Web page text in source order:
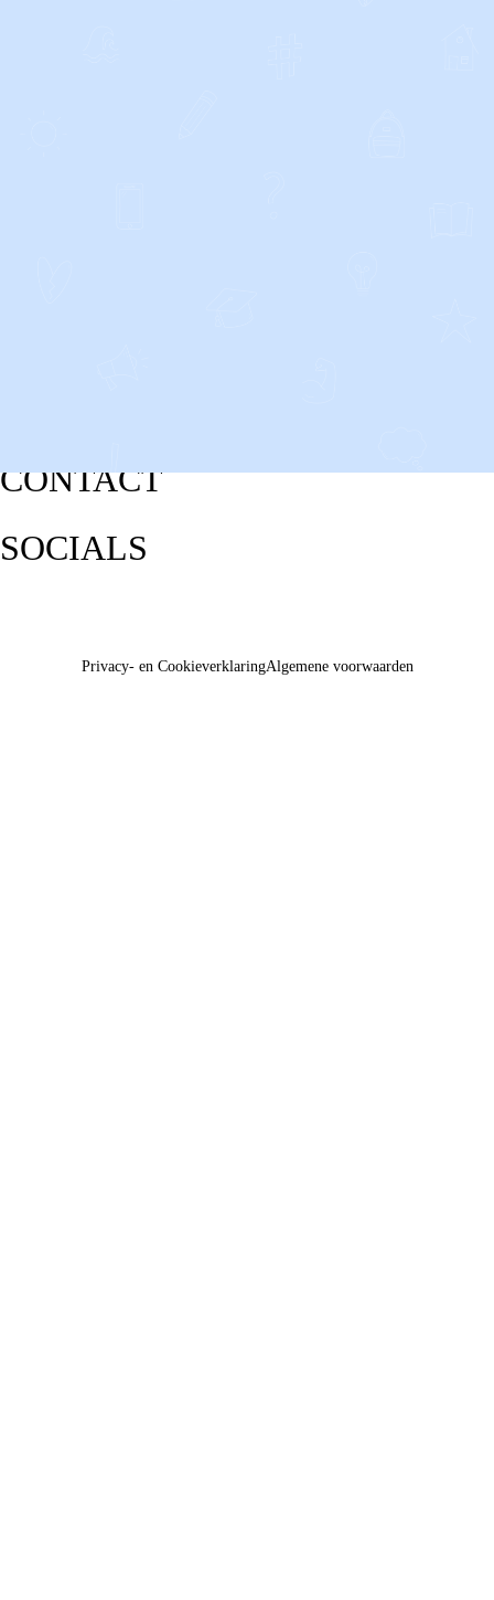
CONTACT
SOCIALS
Privacy- en CookieverklaringAlgemene voorwaarden